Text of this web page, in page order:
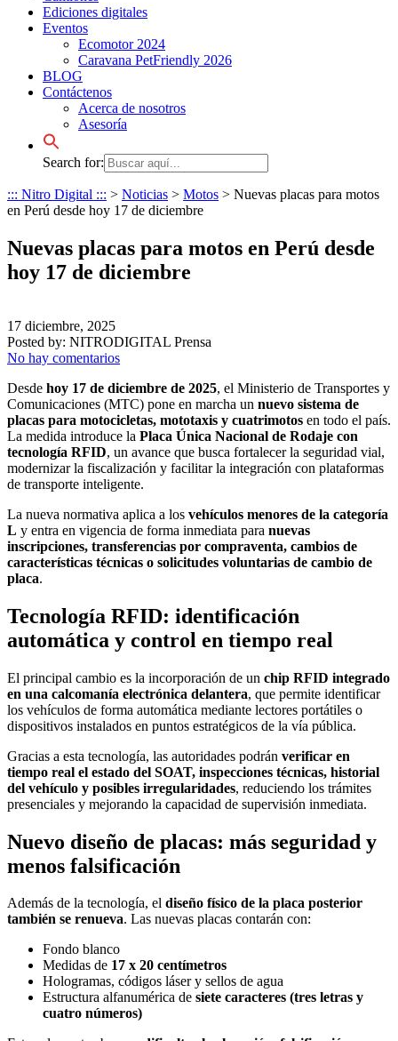
Ediciones digitales
Eventos
Ecomotor 2024
Caravana PetFriendly 2026
BLOG
Contáctenos
Acerca de nosotros
Asesoría
Search for:
::: Nitro Digital ::: > Noticias > Motos > Nuevas placas para motos
en Perú desde hoy 17 de diciembre
Nuevas placas para motos en Perú desde
hoy 17 de diciembre
17 diciembre, 2025
Posted by: NITRODIGITAL Prensa
No hay comentarios
Desde hoy 17 de diciembre de 2025, el Ministerio de Transportes y
Comunicaciones (MTC) pone en marcha un nuevo sistema de
placas para motocicletas, mototaxis y cuatrimotos en todo el país.
La medida introduce la Placa Única Nacional de Rodaje con
tecnología RFID, un avance que busca fortalecer la seguridad vial,
modernizar la fiscalización y facilitar la integración con plataformas
de transporte inteligente.
La nueva normativa aplica a los vehículos menores de la categoría
L y entra en vigencia de forma inmediata para nuevas
inscripciones, transferencias por compraventa, cambios de
características técnicas o solicitudes voluntarias de cambio de
placa.
Tecnología RFID: identificación
automática y control en tiempo real
El principal cambio es la incorporación de un chip RFID integrado
en una calcomanía electrónica delantera, que permite identificar
los vehículos de forma automática mediante lectores portátiles o
dispositivos instalados en puntos estratégicos de la vía pública.
Gracias a esta tecnología, las autoridades podrán verificar en
tiempo real el estado del SOAT, inspecciones técnicas, historial
del vehículo y posibles irregularidades, reduciendo los trámites
presenciales y mejorando la capacidad de supervisión inmediata.
Nuevo diseño de placas: más seguridad y
menos falsificación
Además de la tecnología, el diseño físico de la placa posterior
también se renueva. Las nuevas placas contarán con:
Fondo blanco
Medidas de 17 x 20 centímetros
Hologramas, códigos láser y sellos de agua
Estructura alfanumérica de siete caracteres (tres letras y
cuatro números)